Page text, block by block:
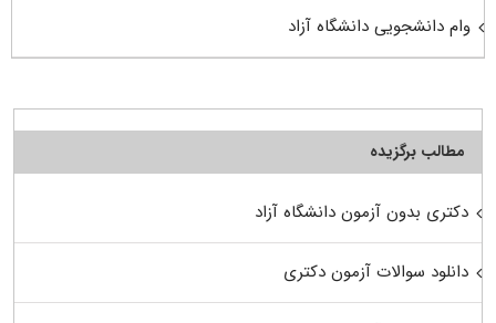
وام دانشجویی دانشگاه آزاد
مطالب برگزیده
دکتری بدون آزمون دانشگاه آزاد
دانلود سوالات آزمون دکتری